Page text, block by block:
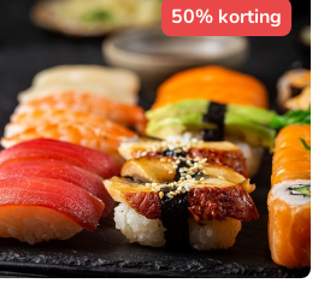
50% korting